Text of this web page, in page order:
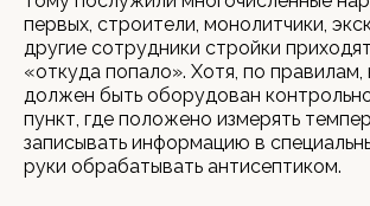
первых, строители, монолитчики,
другие сотрудники стройки
«откуда попало». Хотя, по правилам,
должен быть оборудован
пункт, где положено измерять
записывать информацию в
руки обрабатывать антисептиком.